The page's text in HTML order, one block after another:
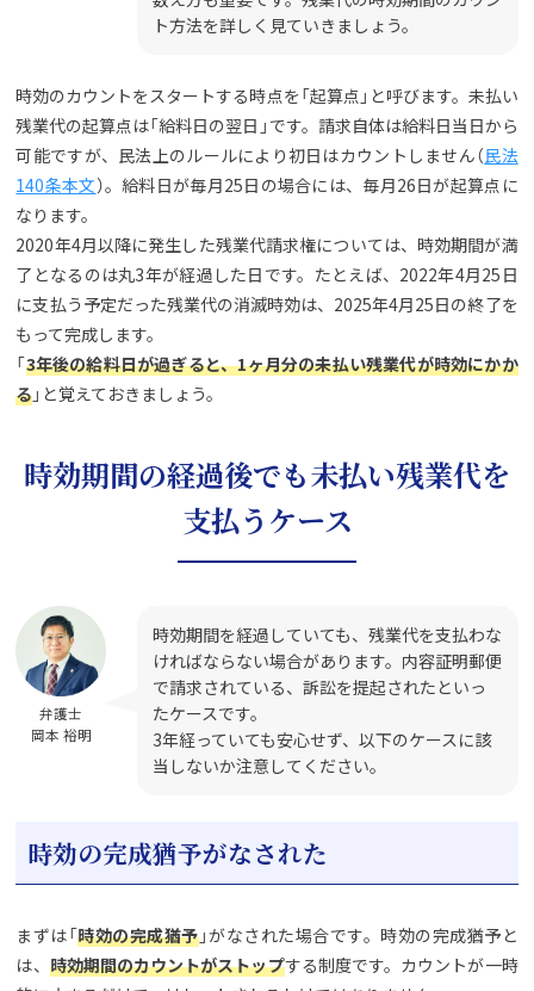
ト方法を詳しく見ていきましょう。
時効のカウントをスタートする時点を「起算点」と呼びます。未払い
残業代の起算点は「給料日の翌日」です。請求自体は給料日当日から
可能ですが、民法上のルールにより初日はカウントしません（民法
140条本文）。給料日が毎月25日の場合には、毎月26日が起算点に
なります。
2020年4月以降に発生した残業代請求権については、時効期間が満
了となるのは丸3年が経過した日です。たとえば、2022年4月25日
に支払う予定だった残業代の消滅時効は、2025年4月25日の終了を
もって完成します。
「3年後の給料日が過ぎると、1ヶ月分の未払い残業代が時効にかか
る」と覚えておきましょう。
時効期間の経過後でも未払い残業代を
支払うケース
弁護士
岡本 裕明
時効期間を経過していても、残業代を支払わな
ければならない場合があります。内容証明郵便
で請求されている、訴訟を提起されたといっ
たケースです。
3年経っていても安心せず、以下のケースに該
当しないか注意してください。
時効の完成猶予がなされた
まずは「時効の完成猶予」がなされた場合です。時効の完成猶予と
は、 時効期間のカウントがストップする制度です。カウントが一時